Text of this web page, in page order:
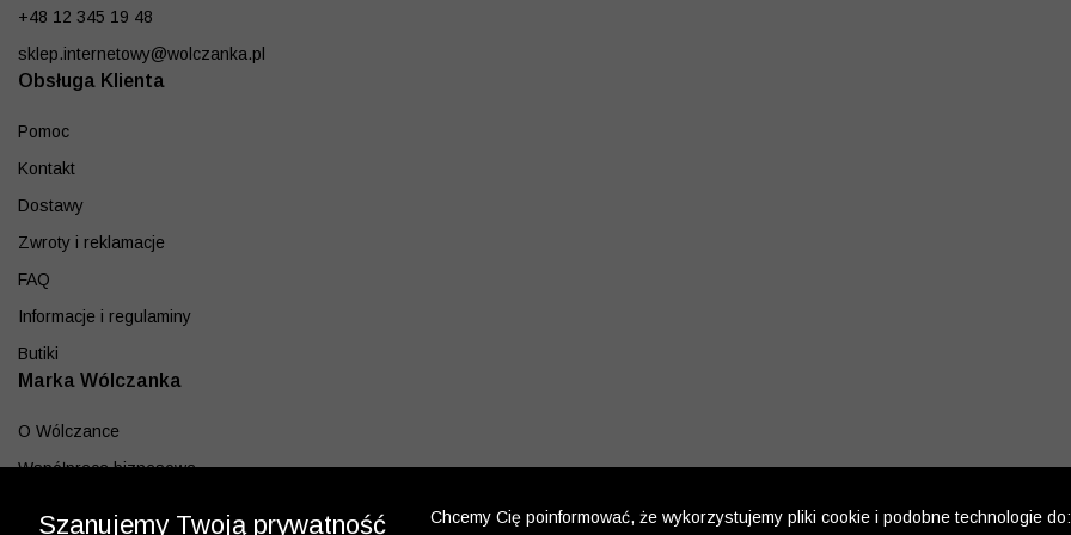
+48 12 345 19 48
sklep.internetowy@wolczanka.pl
Obsługa Klienta
Pomoc
Kontakt
Dostawy
Zwroty i reklamacje
FAQ
Informacje i regulaminy
Butiki
Marka Wólczanka
O Wólczance
Współpraca biznesowa
Szanujemy Twoją prywatność
Chcemy Cię poinformować, że wykorzystujemy pliki cookie i podobne technologie do: